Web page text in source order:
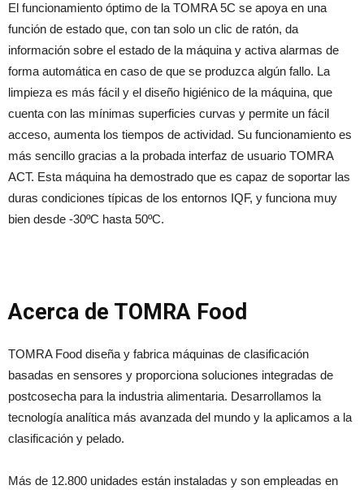
El funcionamiento óptimo de la TOMRA 5C se apoya en una
función de estado que, con tan solo un clic de ratón, da
información sobre el estado de la máquina y activa alarmas de
forma automática en caso de que se produzca algún fallo. La
limpieza es más fácil y el diseño higiénico de la máquina, que
cuenta con las mínimas superficies curvas y permite un fácil
acceso, aumenta los tiempos de actividad. Su funcionamiento es
más sencillo gracias a la probada interfaz de usuario TOMRA
ACT. Esta máquina ha demostrado que es capaz de soportar las
duras condiciones típicas de los entornos IQF, y funciona muy
bien desde -30ºC hasta 50ºC.
Acerca de TOMRA Food
TOMRA Food diseña y fabrica máquinas de clasificación
basadas en sensores y proporciona soluciones integradas de
postcosecha para la industria alimentaria. Desarrollamos la
tecnología analítica más avanzada del mundo y la aplicamos a la
clasificación y pelado.
Más de 12.800 unidades están instaladas y son empleadas en